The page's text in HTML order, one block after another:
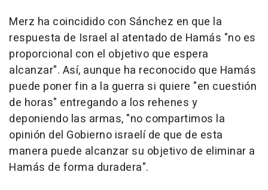
Merz ha coincidido con Sánchez en que la
respuesta de Israel al atentado de Hamás "no es
proporcional con el objetivo que espera
alcanzar". Así, aunque ha reconocido que Hamás
puede poner fin a la guerra si quiere "en cuestión
de horas" entregando a los rehenes y
deponiendo las armas, "no compartimos la
opinión del Gobierno israelí de que de esta
manera puede alcanzar su objetivo de eliminar a
Hamás de forma duradera".